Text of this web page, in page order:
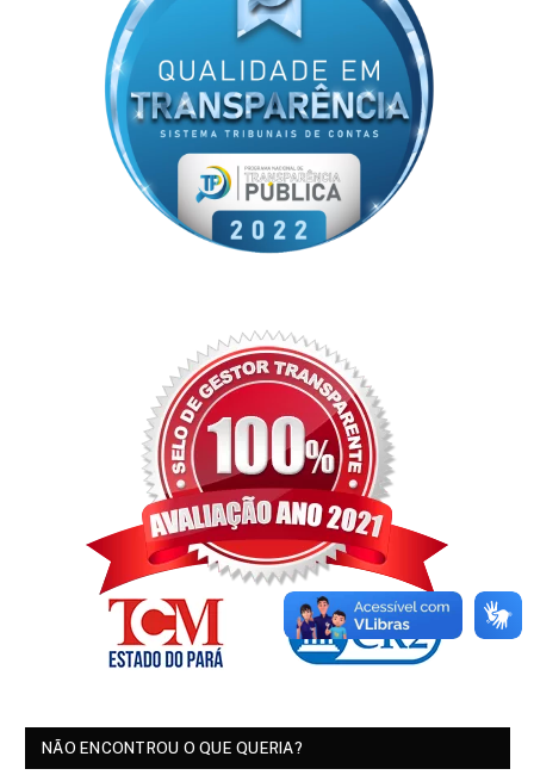
NÃO ENCONTROU O QUE QUERIA?